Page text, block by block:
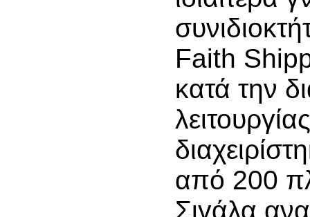
Faith
κατά την
από 200
Σιγάλα